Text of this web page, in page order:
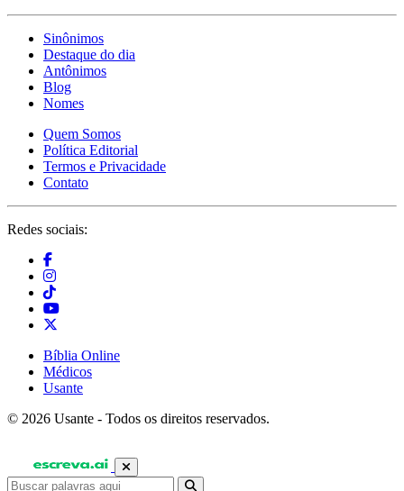
Sinônimos
Destaque do dia
Antônimos
Blog
Nomes
Quem Somos
Política Editorial
Termos e Privacidade
Contato
Redes sociais:
Bíblia Online
Médicos
Usante
© 2026 Usante - Todos os direitos reservados.